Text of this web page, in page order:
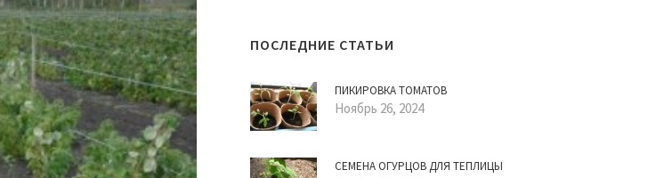
ПОСЛЕДНИЕ СТАТЬИ
ПИКИРОВКА ТОМАТОВ
Ноябрь 26, 2024
СЕМЕНА ОГУРЦОВ ДЛЯ ТЕПЛИЦЫ